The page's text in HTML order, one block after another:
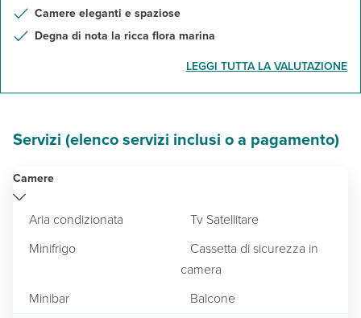
Camere eleganti e spaziose
Degna di nota la ricca flora marina
LEGGI TUTTA LA VALUTAZIONE
Servizi (elenco servizi inclusi o a pagamento)
Camere
Aria condizionata
Tv Satellitare
Minifrigo
Cassetta di sicurezza in
camera
Minibar
Balcone